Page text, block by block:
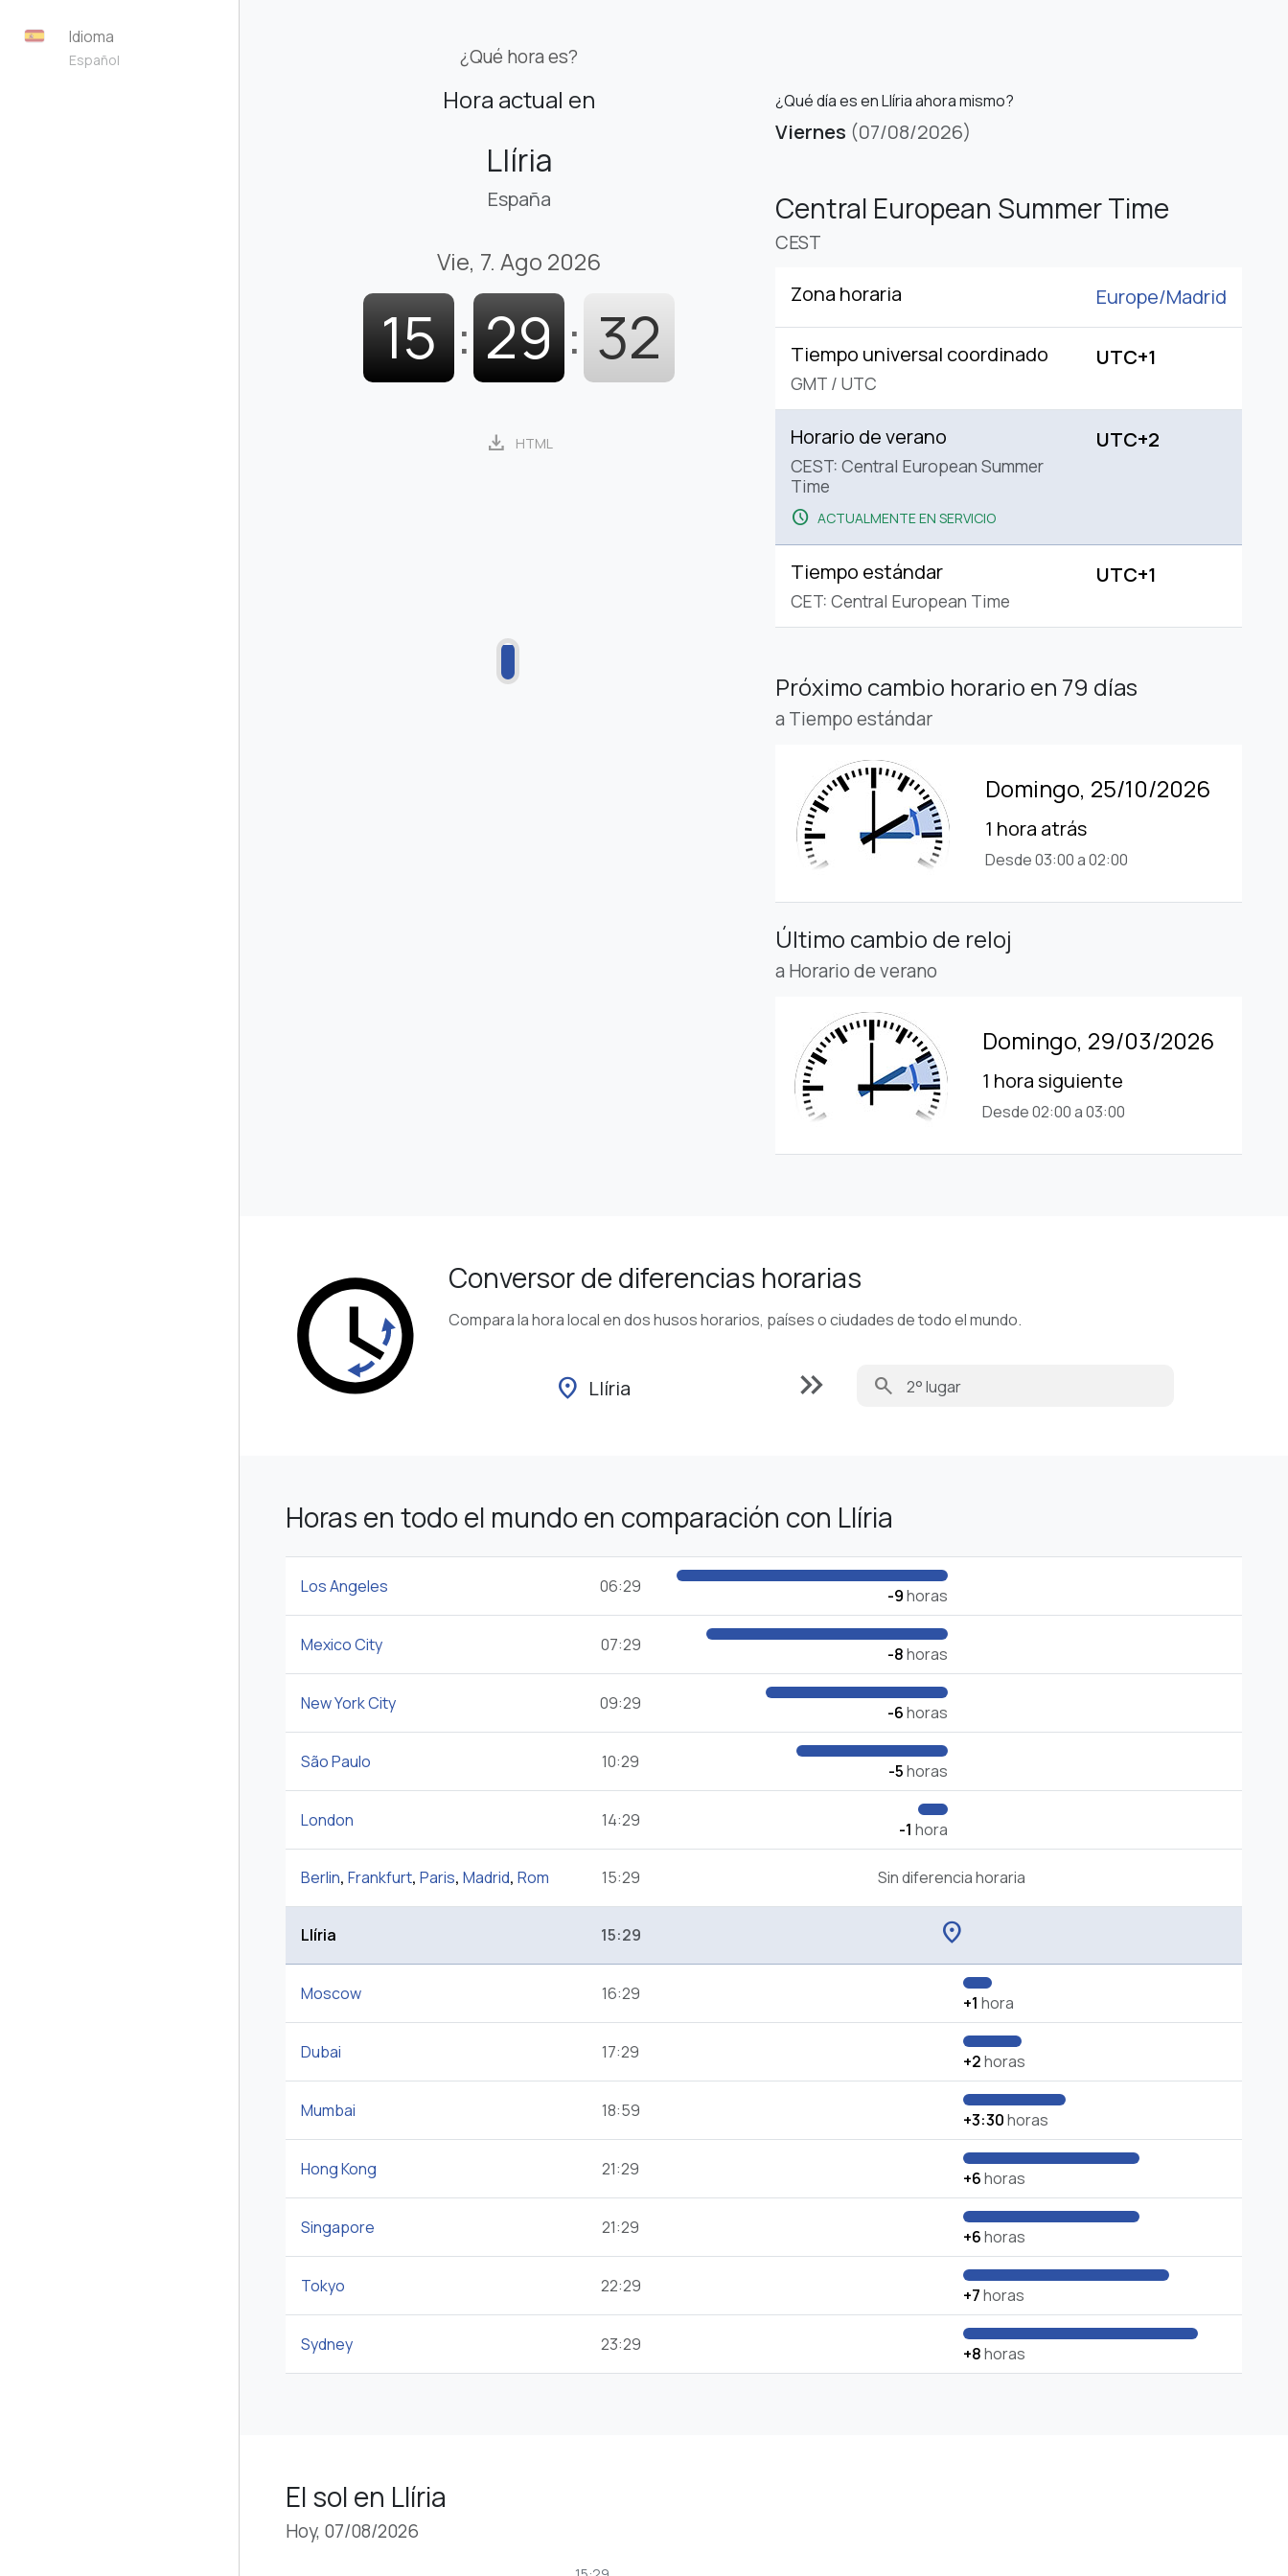
Idioma
Español ¿Qué hora es?
Hora actual en
Llíria
España
Vie, 7. Ago 2026
15 : 29 : 33
download HTML
¿Qué día es en Llíria ahora mismo?
Viernes (07/08/2026)
Central European Summer Time
CEST
Zona horaria Europe/Madrid
Tiempo universal coordinado
GMT / UTC
UTC+1
Horario de verano
CEST: Central European Summer
Time
schedule ACTUALMENTE EN SERVICIO
UTC+2
Tiempo estándar
CET: Central European Time
UTC+1
Próximo cambio horario en 79 días
a Tiempo estándar
Domingo, 25/10/2026
1 hora atrás
Desde 03:00 a 02:00
Último cambio de reloj
a Horario de verano
Domingo, 29/03/2026
1 hora siguiente
Desde 02:00 a 03:00
Conversor de diferencias horarias
Compara la hora local en dos husos horarios, países o ciudades de todo el mundo.
location_on Llíria keyboard_double_arrow_right search
Horas en todo el mundo en comparación con Llíria
Los Angeles 06:29 -9horas
Mexico City 07:29 -8horas
New York City 09:29 -6horas
São Paulo 10:29 -5horas
London 14:29 -1 hora
Berlin, Frankfurt, Paris, Madrid, Rom 15:29 Sin diferencia horaria
Llíria 15:29 location_on
Moscow 16:29 +1 hora
Dubai 17:29 +2horas
Mumbai 18:59 +3:30horas
Hong Kong 21:29 +6horas
Singapore 21:29 +6horas
Tokyo 22:29 +7horas
Sydney 23:29 +8horas
El sol en Llíria
Hoy, 07/08/2026